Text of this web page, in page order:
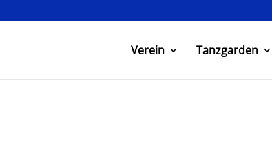
Verein Tanzgarden